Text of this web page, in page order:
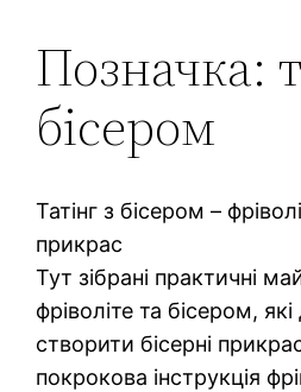
Позначка:
бісером
Татінг з бісером –
прикрас
Тут зібрані практичні
фріволіте та бісером,
створити бісерні
покрокова інструкція